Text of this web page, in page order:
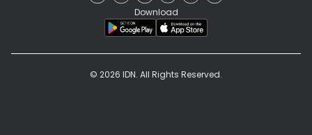
Download
© 2026 IDN. All Rights Reserved.